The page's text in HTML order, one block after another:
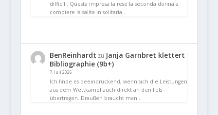
difficili. Questa impresa la rese la seconda donna a
compiere la salita in solitaria…
BenReinhardt zu Janja Garnbret klettert
Bibliographie (9b+)
7. Juli 2026
Ich finde es beeindruckend, wenn sich die Leistungen
aus dem Wettkampf auch direkt an den Fels
übertragen. Draußen braucht man…